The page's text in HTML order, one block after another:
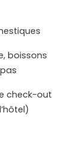
boissons
check-out